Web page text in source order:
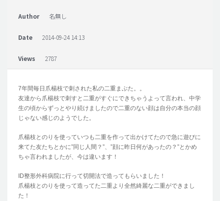
病院紹介
安全整形
ご相談のお問い合わせ
Author 名無し
Date 2014-09-24 14:13
Views 2787
7年間毎日爪楊枝で刺された私の二重まぶた。。
友達から爪楊枝で刺すと二重がすぐにできちゃうよって言われ、中学
生の頃からずっとやり続けましたので二重のない顔は自分の本当の顔
じゃない感じのようでした。
爪楊枝とのりを使っていつも二重を作って出かけてたので急に遊びに
来てた友たちとかに”同じ人間？”、”顔に昨日何があったの？”とかめ
ちゃ言われましたが、今は違います！
ID整形外科病院に行って切開法で造ってもらいました！
爪楊枝とのりを使って造ってた二重より全然綺麗な二重ができまし
た！